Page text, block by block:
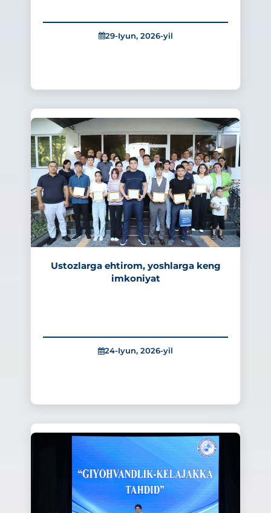
29-Iyun, 2026-yil
350
Ustozlarga ehtirom, yoshlarga keng
imkoniyat
24-Iyun, 2026-yil
370